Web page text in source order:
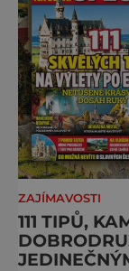
Caesar svou
ZAJÍMAVOSTI
111 TIPŮ,